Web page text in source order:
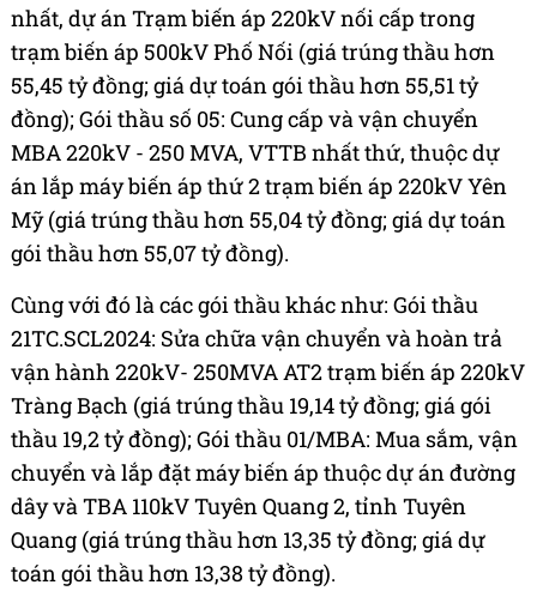
nhất, dự án Trạm biến áp 220kV nối cấp trong
trạm biến áp 500kV Phố Nối (giá trúng thầu hơn
55,45 tỷ đồng; giá dự toán gói thầu hơn 55,51 tỷ
đồng); Gói thầu số 05: Cung cấp và vận chuyển
MBA 220kV - 250 MVA, VTTB nhất thứ, thuộc dự
án lắp máy biến áp thứ 2 trạm biến áp 220kV Yên
Mỹ (giá trúng thầu hơn 55,04 tỷ đồng; giá dự toán
gói thầu hơn 55,07 tỷ đồng).
Cùng với đó là các gói thầu khác như: Gói thầu
21TC.SCL2024: Sửa chữa vận chuyển và hoàn trả
vận hành 220kV- 250MVA AT2 trạm biến áp 220kV
Tràng Bạch (giá trúng thầu 19,14 tỷ đồng; giá gói
thầu 19,2 tỷ đồng); Gói thầu 01/MBA: Mua sắm, vận
chuyển và lắp đặt máy biến áp thuộc dự án đường
dây và TBA 110kV Tuyên Quang 2, tỉnh Tuyên
Quang (giá trúng thầu hơn 13,35 tỷ đồng; giá dự
toán gói thầu hơn 13,38 tỷ đồng).